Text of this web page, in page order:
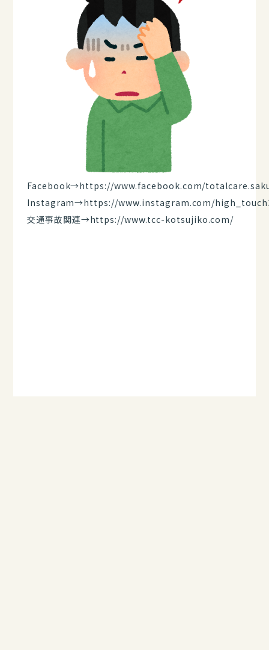
Facebook→https://www.facebook.com/
Instagram→https://www.instagram.com/
交通事故関連→https://www.tcc-kotsujiko.com/